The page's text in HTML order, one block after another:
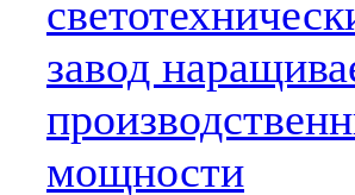
завод
мощности